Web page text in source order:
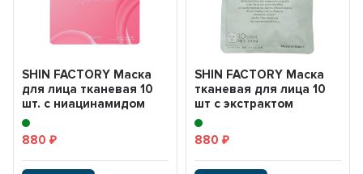
SHIN FACTORY Маска
для лица тканевая 10
шт. с ниацинамидом
MDSKIN LABO Niac...
880₽
SHIN FACTORY Маска
тканевая для лица 10
шт с экстрактом
докудами . MDSKIN LA...
880 ₽